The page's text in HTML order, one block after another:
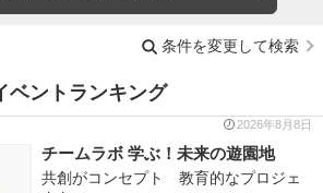
条件を変更して検索
ベントランキング
2026年8月8日
チームラボ 学ぶ！未来の遊園地
共創がコンセプト 教育的なプロジェ